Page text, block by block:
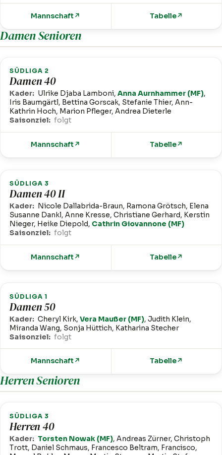
Mannschaft ↗ Tabelle↗
Damen Senioren
SÜDLIGA 2
Damen 40
Kader: Ulrike Djaba Lamboni,Anna Aurnhammer (MF),
Iris Baumgärtl, Bettina Gorscak, Stefanie Thier, Ann-
Kathrin Hoch, Marion Pfleger, Andrea Dieterle
Saisonziel: folgt
Mannschaft ↗ Tabelle↗
SÜDLIGA 3
Damen 40 II
Kader: Nicole Dallabrida-Braun, Ramona Grötsch, Elena
Susanne Dankl, Anne Kresse, Christiane Gerhard, Kerstin
Nieger, Heike Diepold, Cathrin Giovannone (MF)
Saisonziel: folgt
Mannschaft ↗ Tabelle↗
SÜDLIGA 1
Damen 50
Kader: Cheryl Kirk,Vera Maußer (MF), Judith Klein,
Miranda Wang, Sonja Hüttich, Katharina Stecher
Saisonziel: folgt
Mannschaft ↗ Tabelle↗
Herren Senioren
SÜDLIGA 3
Herren 40
Kader: Torsten Nowak (MF), Andreas Zürner, Christoph
Trott, Daniel Schmaus, Francesco Beltram, Francisco,